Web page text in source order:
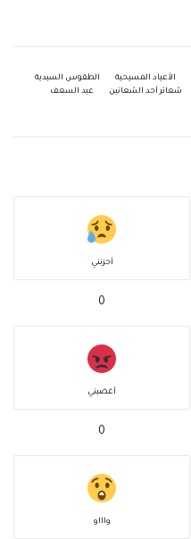
الأعياد المسيحية
الطقوس السيدية
شعائر أحد الشعانين
عيد السعف
أحزنني
0
أغضبني
0
واااو